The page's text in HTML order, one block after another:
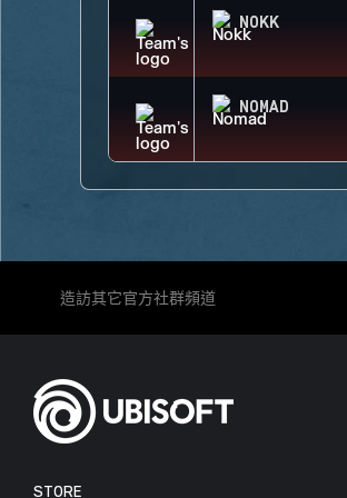
NOKK
NOMAD
造訪其它官方社群頻道
STORE